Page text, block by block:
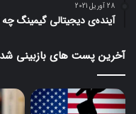
28 آوریل 2021
آینده‌ی دیجیتالی گیمینگ چه
آخرین پست های بازبینی